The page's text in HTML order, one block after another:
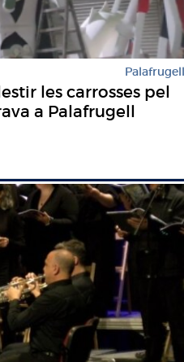
Palafrugell
les carrosses pel
a Palafrugell